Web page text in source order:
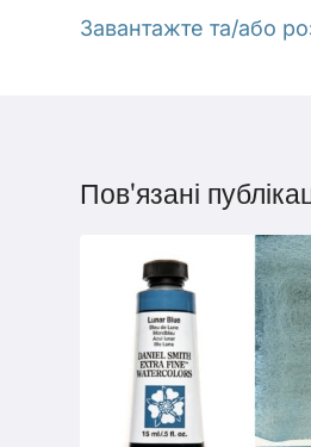
Завантажте та/або
Пов'язані